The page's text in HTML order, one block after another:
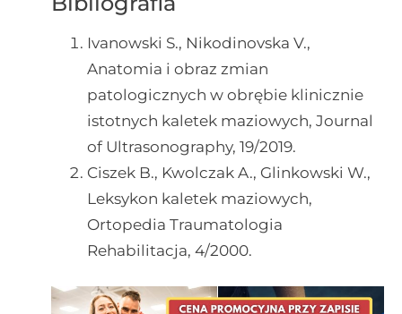
Ivanowski S., Nikodinovska V.,
Anatomia i obraz zmian
patologicznych w obrębie klinicznie
istotnych kaletek maziowych, Journal
of Ultrasonography, 19/2019.
Ciszek B., Kwolczak A., Glinkowski W.,
Leksykon kaletek maziowych,
Ortopedia Traumatologia
Rehabilitacja, 4/2000.